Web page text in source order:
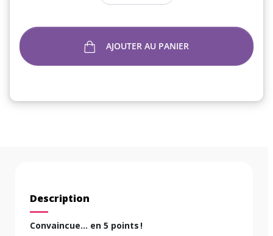
AJOUTER AU PANIER
Description
Convaincue… en 5 points !